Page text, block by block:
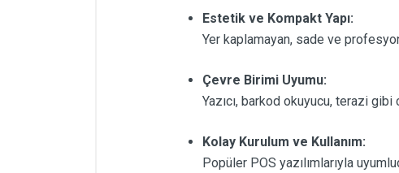
Estetik ve Kompakt Yapı:
Yer kaplamayan, sade ve
Çevre Birimi Uyumu:
Yazıcı, barkod okuyucu, terazi
Kolay Kurulum ve Kullanım:
Popüler POS yazılımlarıyla